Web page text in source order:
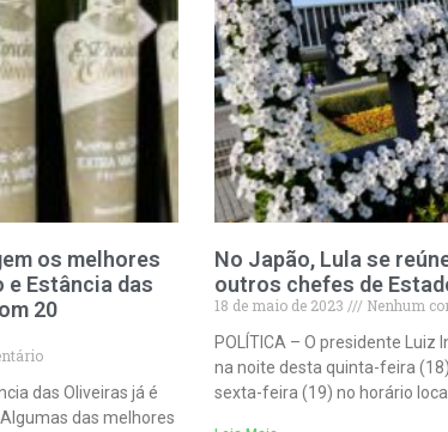
os melhores
e Estância das
20
das Oliveiras já é
das melhores
No Japão, Lula se
outros chefes de
18 de maio de 2023
Nenhum
POLÍTICA – O presidente Luiz
na noite desta quinta-feira
sexta-feira (19) no horário